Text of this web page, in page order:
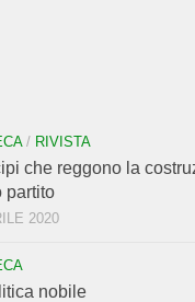
/ RIVISTA
che reggono la
partito
2020
nobile